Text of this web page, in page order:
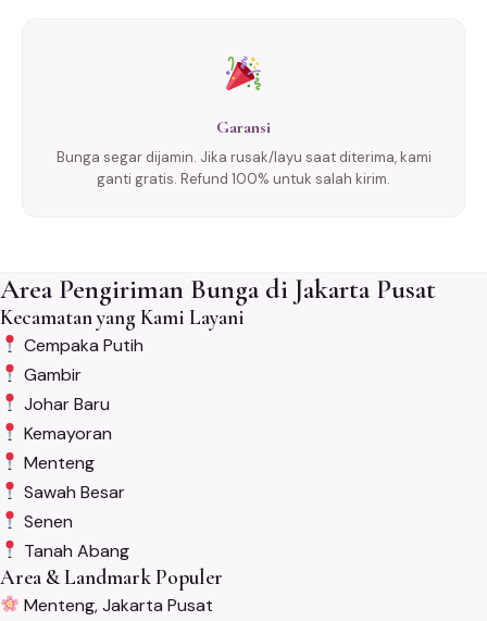
Garansi
Bunga segar dijamin. Jika rusak/layu saat diterima, kami
ganti gratis. Refund 100% untuk salah kirim.
Area Pengiriman Bunga di Jakarta Pusat
Kecamatan yang Kami Layani
Cempaka Putih
Gambir
Johar Baru
Kemayoran
Menteng
Sawah Besar
Senen
Tanah Abang
Area & Landmark Populer
Menteng, Jakarta Pusat